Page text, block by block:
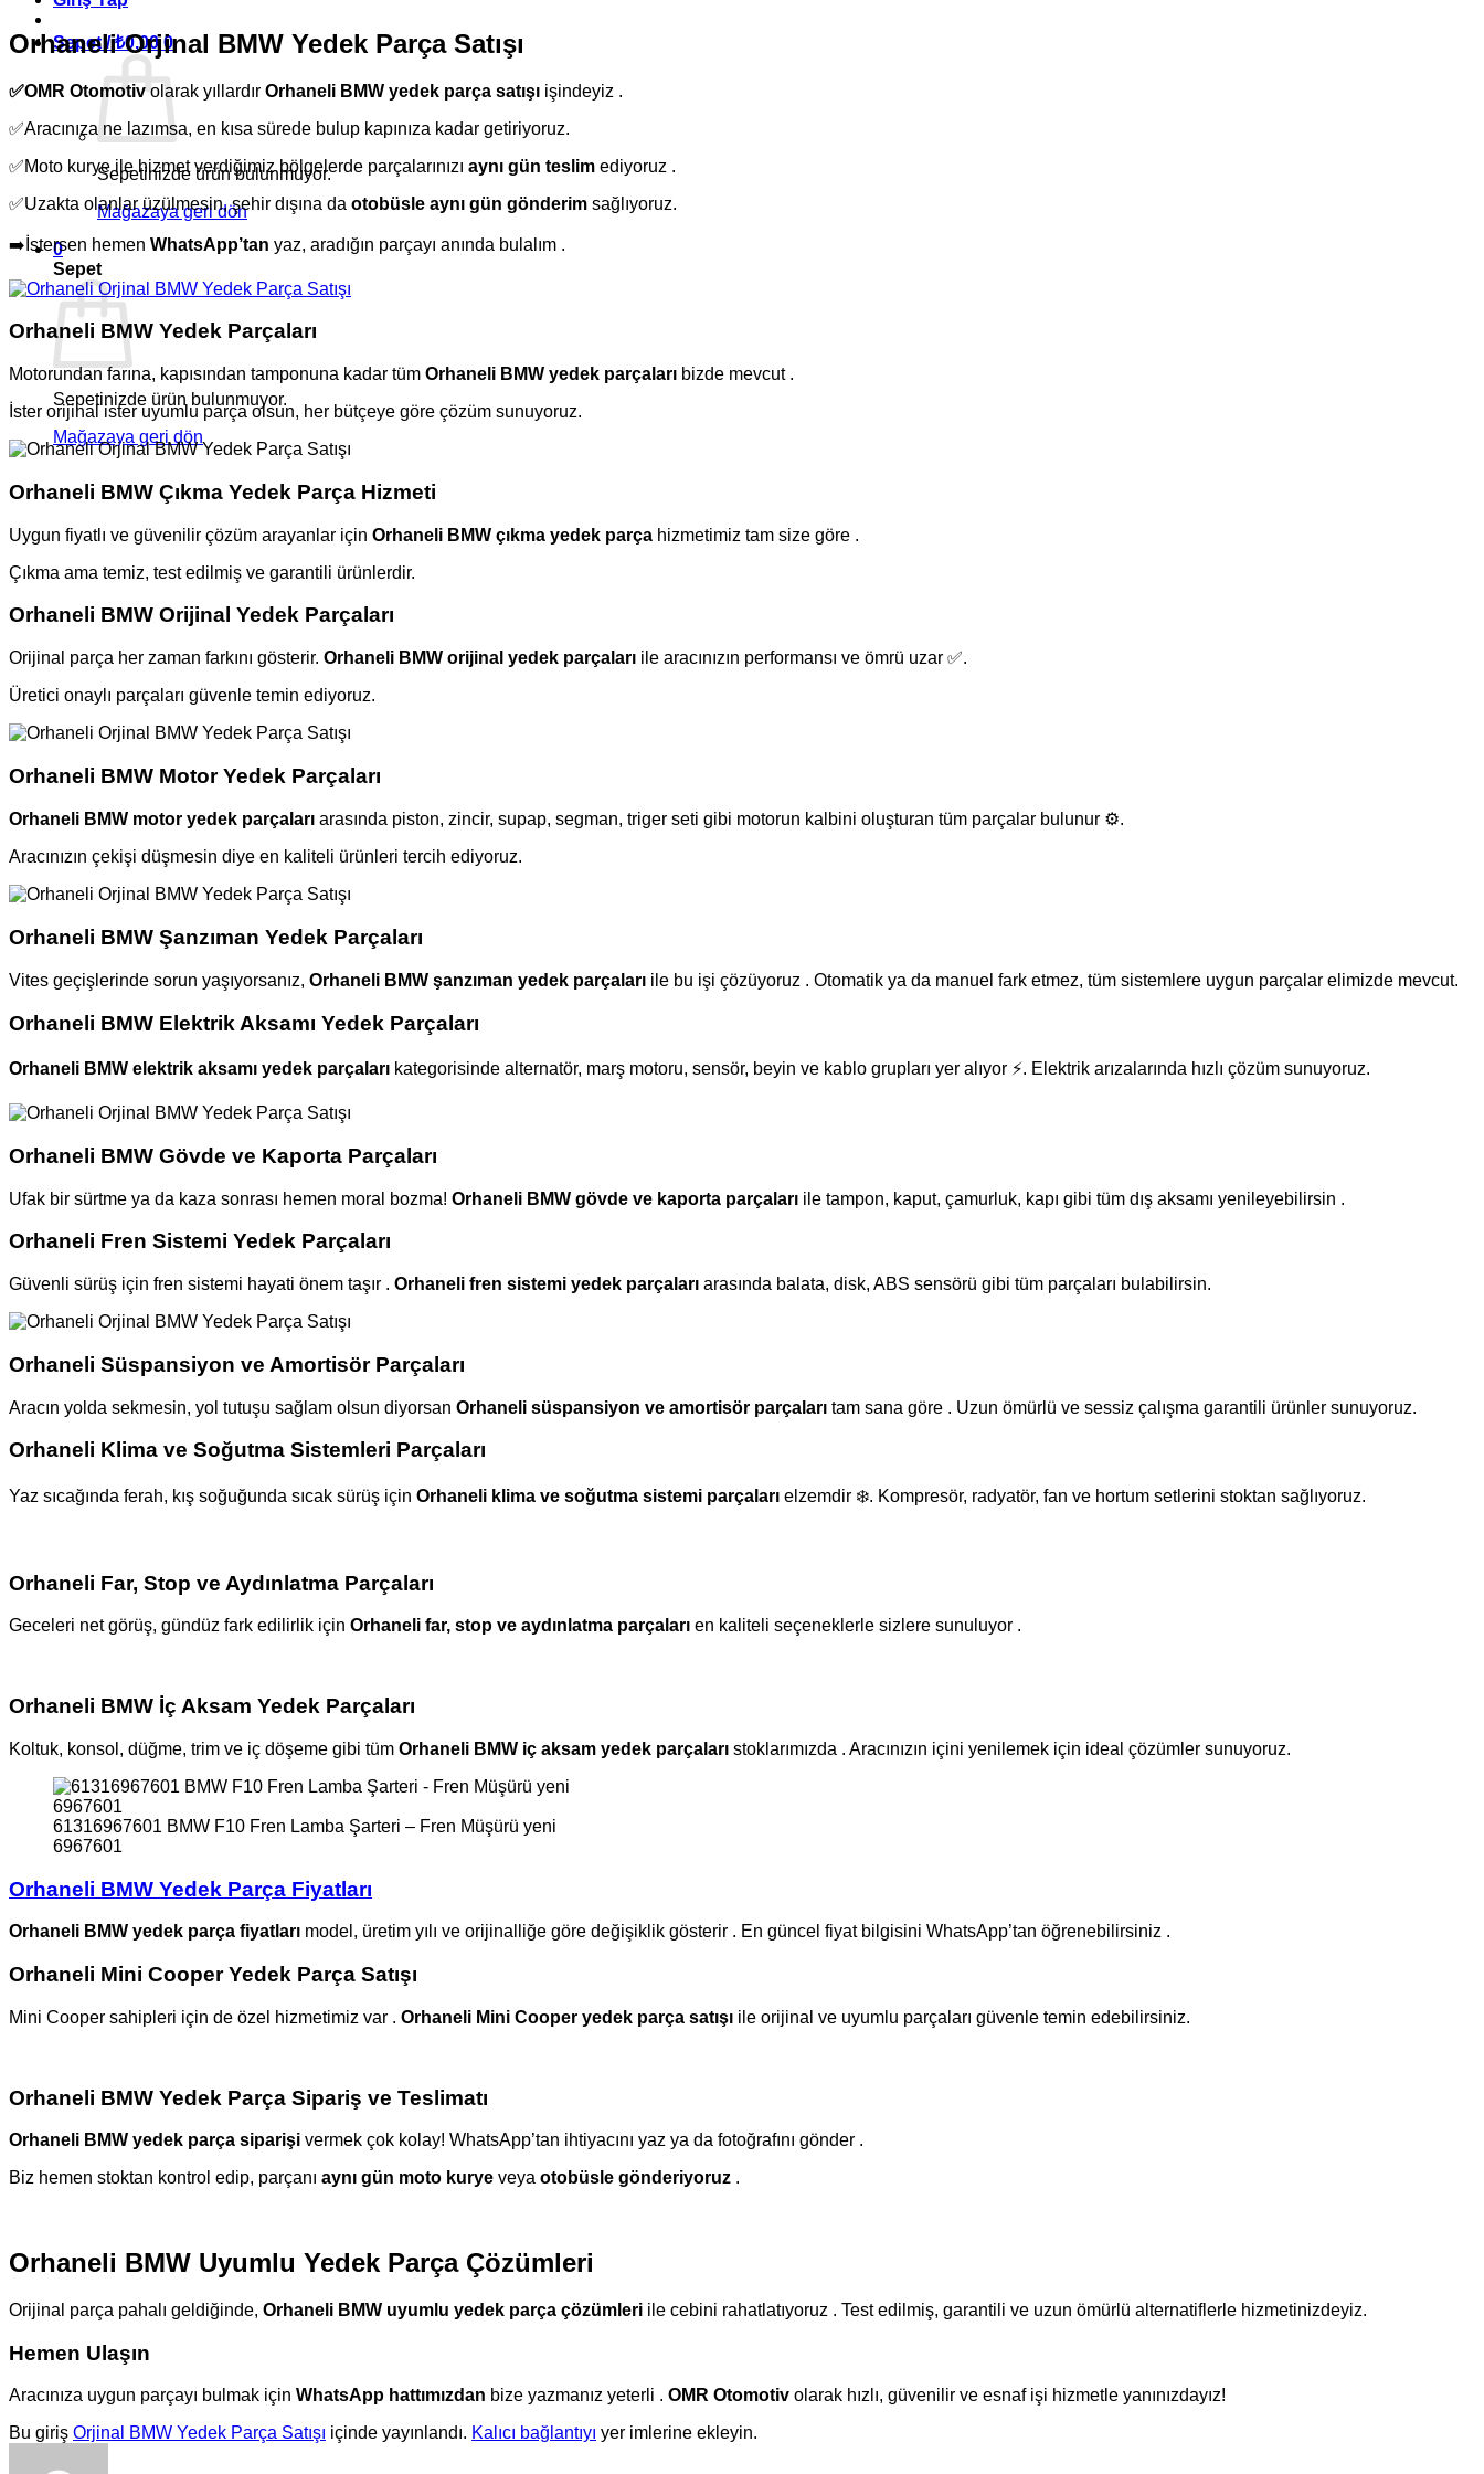
Sepet /₺0,00 0
Sepetinizde ürün bulunmuyor.
Mağazaya geri dön
0
Sepet
Sepetinizde ürün bulunmuyor.
Mağazaya geri dön
Orhaneli Orjinal BMW Yedek Parça Satışı
✅OMR Otomotivolarak yıllardır Orhaneli BMW yedek parça satışı işindeyiz .
✅Aracınıza ne lazımsa, en kısa sürede bulup kapınıza kadar getiriyoruz.
✅Moto kurye ile hizmet verdiğimiz bölgelerde parçalarınızı aynı gün teslim ediyoruz .
✅Uzakta olanlar üzülmesin, şehir dışına da otobüsle aynı gün gönderim sağlıyoruz.
➡️İstersen hemen WhatsApp’tan yaz, aradığın parçayı anında bulalım .
Orhaneli BMW Yedek Parçaları
Motorundan farına, kapısından tamponuna kadar tüm Orhaneli BMW yedek parçaları bizde mevcut .
İster orijinal ister uyumlu parça olsun, her bütçeye göre çözüm sunuyoruz.
Orhaneli BMW Çıkma Yedek Parça Hizmeti
Uygun fiyatlı ve güvenilir çözüm arayanlar için Orhaneli BMW çıkma yedek parça hizmetimiz tam size göre .
Çıkma ama temiz, test edilmiş ve garantili ürünlerdir.
Orhaneli BMW Orijinal Yedek Parçaları
Orijinal parça her zaman farkını gösterir. Orhaneli BMW orijinal yedek parçaları ile aracınızın performansı ve ömrü uzar ✅.
Üretici onaylı parçaları güvenle temin ediyoruz.
Orhaneli BMW Motor Yedek Parçaları
Orhaneli BMW motor yedek parçaları arasında piston, zincir, supap, segman, triger seti gibi motorun kalbini oluşturan tüm parçalar bulunur ⚙️.
Aracınızın çekişi düşmesin diye en kaliteli ürünleri tercih ediyoruz.
Orhaneli BMW Şanzıman Yedek Parçaları
Vites geçişlerinde sorun yaşıyorsanız, Orhaneli BMW şanzıman yedek parçaları ile bu işi çözüyoruz . Otomatik ya da manuel fark etmez, tüm sistemlere uygun parçalar elimizde mevcut.
Orhaneli BMW Elektrik Aksamı Yedek Parçaları
Orhaneli BMW elektrik aksamı yedek parçaları kategorisinde alternatör, marş motoru, sensör, beyin ve kablo grupları yer alıyor ⚡. Elektrik arızalarında hızlı çözüm sunuyoruz.
Orhaneli BMW Gövde ve Kaporta Parçaları
Ufak bir sürtme ya da kaza sonrası hemen moral bozma! Orhaneli BMW gövde ve kaporta parçaları ile tampon, kaput, çamurluk, kapı gibi tüm dış aksamı yenileyebilirsin .
Orhaneli Fren Sistemi Yedek Parçaları
Güvenli sürüş için fren sistemi hayati önem taşır . Orhaneli fren sistemi yedek parçaları arasında balata, disk, ABS sensörü gibi tüm parçaları bulabilirsin.
Orhaneli Süspansiyon ve Amortisör Parçaları
Aracın yolda sekmesin, yol tutuşu sağlam olsun diyorsan Orhaneli süspansiyon ve amortisör parçaları tam sana göre . Uzun ömürlü ve sessiz çalışma garantili ürünler sunuyoruz.
Orhaneli Klima ve Soğutma Sistemleri Parçaları
Yaz sıcağında ferah, kış soğuğunda sıcak sürüş için Orhaneli klima ve soğutma sistemi parçaları elzemdir ❄️. Kompresör, radyatör, fan ve hortum setlerini stoktan sağlıyoruz.
Orhaneli Far, Stop ve Aydınlatma Parçaları
Geceleri net görüş, gündüz fark edilirlik için Orhaneli far, stop ve aydınlatma parçaları en kaliteli seçeneklerle sizlere sunuluyor .
Orhaneli BMW İç Aksam Yedek Parçaları
Koltuk, konsol, düğme, trim ve iç döşeme gibi tüm Orhaneli BMW iç aksam yedek parçaları stoklarımızda . Aracınızın içini yenilemek için ideal çözümler sunuyoruz.
61316967601 BMW F10 Fren Lamba Şarteri – Fren Müşürü yeni
6967601
Orhaneli BMW Yedek Parça Fiyatları
Orhaneli BMW yedek parça fiyatları model, üretim yılı ve orijinalliğe göre değişiklik gösterir . En güncel fiyat bilgisini WhatsApp’tan öğrenebilirsiniz .
Orhaneli Mini Cooper Yedek Parça Satışı
Mini Cooper sahipleri için de özel hizmetimiz var . Orhaneli Mini Cooper yedek parça satışı ile orijinal ve uyumlu parçaları güvenle temin edebilirsiniz.
Orhaneli BMW Yedek Parça Sipariş ve Teslimatı
Orhaneli BMW yedek parça siparişi vermek çok kolay! WhatsApp’tan ihtiyacını yaz ya da fotoğrafını gönder .
Biz hemen stoktan kontrol edip, parçanı aynı gün moto kurye veya otobüsle gönderiyoruz .
Orhaneli BMW Uyumlu Yedek Parça Çözümleri
Orijinal parça pahalı geldiğinde, Orhaneli BMW uyumlu yedek parça çözümleri ile cebini rahatlatıyoruz . Test edilmiş, garantili ve uzun ömürlü alternatiflerle hizmetinizdeyiz.
Hemen Ulaşın
Aracınıza uygun parçayı bulmak için WhatsApp hattımızdan bize yazmanız yeterli . OMR Otomotiv olarak hızlı, güvenilir ve esnaf işi hizmetle yanınızdayız!
Bu giriş Orjinal BMW Yedek Parça Satışı içinde yayınlandı. Kalıcı bağlantıyı yer imlerine ekleyin.